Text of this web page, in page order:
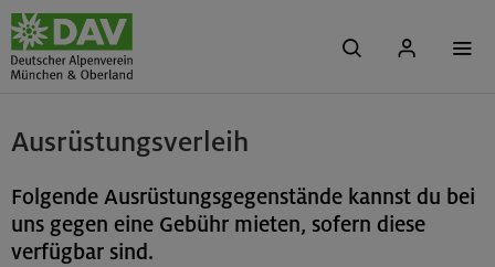
Ausrüstungsverleih
Folgende Ausrüstungsgegenstände kannst du bei
uns gegen eine Gebühr mieten, sofern diese
verfügbar sind.